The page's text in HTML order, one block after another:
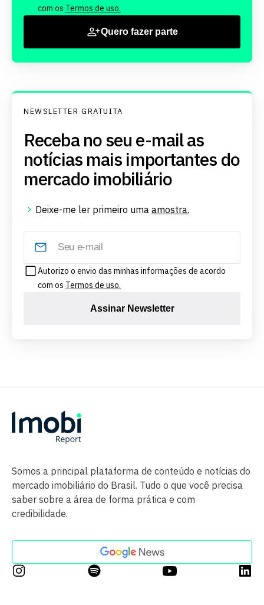
com os Termos de uso.
Quero fazer parte
NEWSLETTER GRATUITA
Receba no seu e-mail as
notícias mais importantes do
mercado imobiliário
Deixe-me ler primeiro uma amostra.
Autorizo o envio das minhas informações de acordo
com os Termos de uso.
Assinar Newsletter
Somos a principal plataforma de conteúdo e notícias do
mercado imobiliário do Brasil. Tudo o que você precisa
saber sobre a área de forma prática e com
credibilidade.